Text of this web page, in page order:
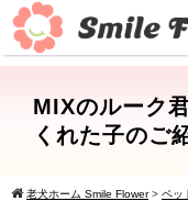
MIXのルーク
くれた子のご
老犬ホーム Smile Flower> ペッ